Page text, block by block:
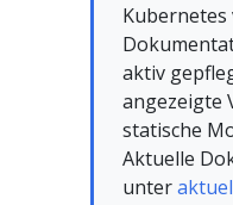
Kubernetes
aktiv
angezeigte
statische
Aktuelle
unter